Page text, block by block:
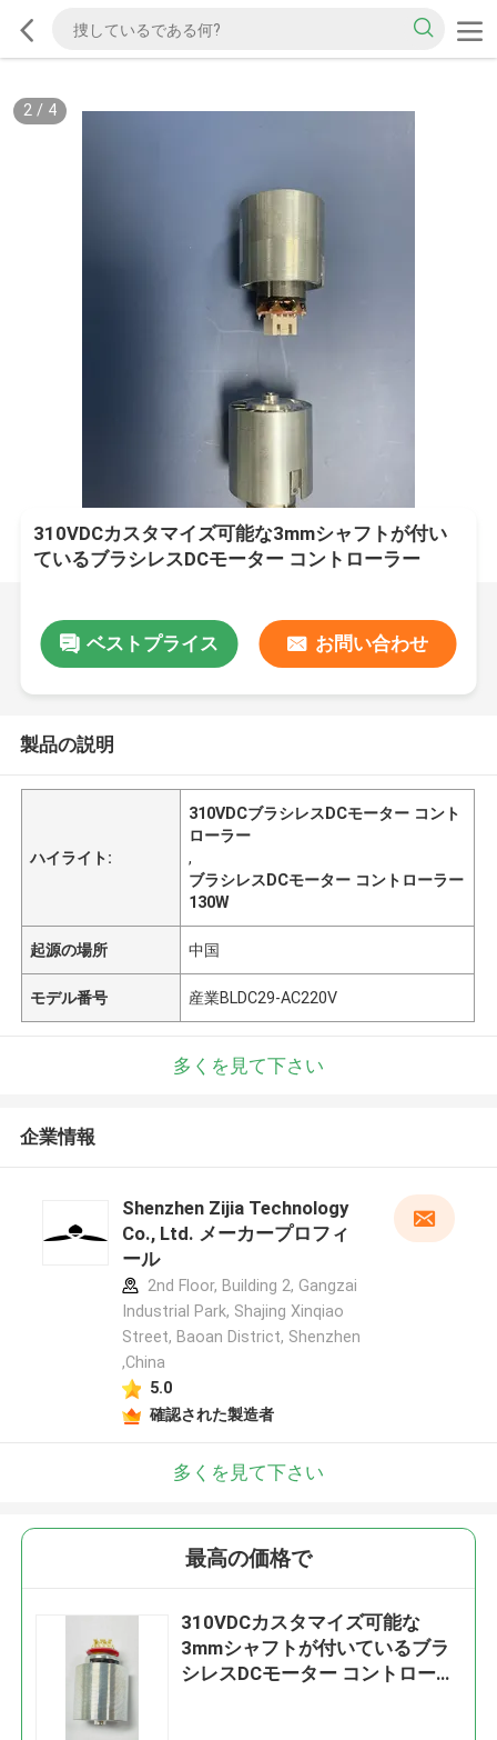
2/ 4
310VDCカスタマイズ可能な3mmシャフトが付い
ているブラシレスDCモーター コントローラー
ベストプライス お問い合わせ
製品の説明
ハイライト:
310VDCブラシレスDCモーター コント
ローラー
,
ブラシレスDCモーター コントローラー
130W
起源の場所 中国
モデル番号 産業BLDC29-AC220V
多くを見て下さい
企業情報
Shenzhen Zijia Technology
Co., Ltd. メーカープロフィ
ール
2nd Floor, Building 2, Gangzai
Industrial Park, Shajing Xinqiao
Street, Baoan District, Shenzhen
,China
5.0
確認された製造者
多くを見て下さい
最高の価格で
310VDCカスタマイズ可能な
3mmシャフトが付いているブラ
シレスDCモーター コントローラ